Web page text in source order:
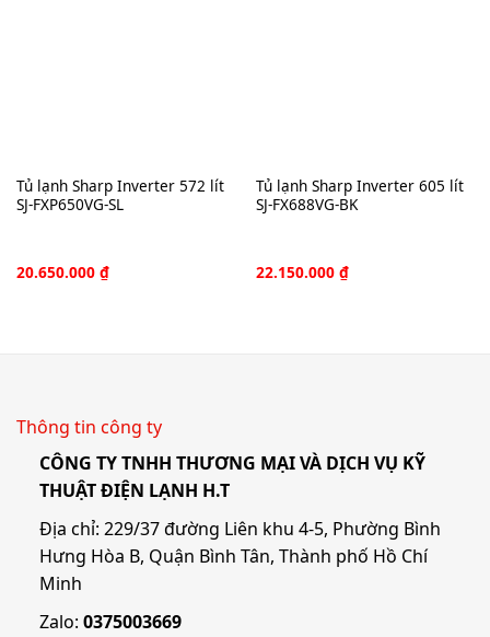
Tủ lạnh Sharp Inverter 572 lít
SJ-FXP650VG-SL
20.650.000 ₫
Tủ lạnh Sharp Inverter 605 lít
SJ-FX688VG-BK
22.150.000 ₫
Thông tin công ty
CÔNG TY TNHH THƯƠNG MẠI VÀ DỊCH VỤ KỸ
THUẬT ĐIỆN LẠNH H.T
Địa chỉ: 229/37 đường Liên khu 4-5, Phường Bình
Hưng Hòa B, Quận Bình Tân, Thành phố Hồ Chí
Minh
Zalo: 0375003669